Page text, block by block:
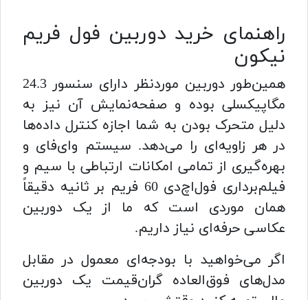
راهنمای خرید دوربین فول فریم
نیکون
همین‌طور دوربین موردنظر دارای سنسور 24.3
مگاپیکسلی بوده و صفحه‌نمایش آن نیز به
دلیل متحرک بودن به شما اجازه کنترل داده‌ها
در هر زاویه‌ای را می‌دهد. سیستم وای‌فای و
بهره‌گیری از تمامی امکانات ارتباطی با سیم و
فیلم‌برداری فول‌اچ‌دی 60 فریم بر ثانیه دقیقاً
همان موردی است که ما از یک دوربین
عکاسی حرفه‌ای نیاز داریم.
اگر می‌خواهید با بودجه‌ای معمول در مقابل
مدل‌های فوق‌العاده گران‌قیمت یک دوربین